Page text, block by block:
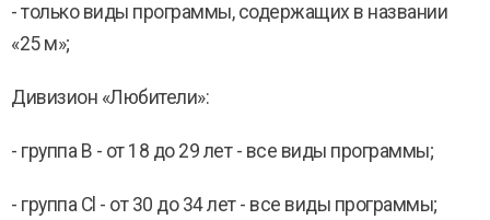
- только виды программы, содержащих в названии
«25 м»;
Дивизион «Любители»:
- группа В - от 18 до 29 лет - все виды программы;
- группа Cl - от 30 до 34 лет - все виды программы;